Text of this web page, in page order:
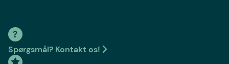
Spørgsmål? Kontakt os!